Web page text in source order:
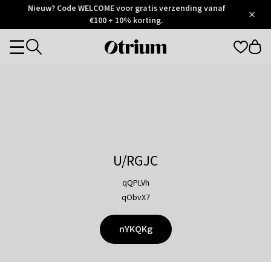
Otrium
Trustpilot
Nieuw? Code WELCOME voor gratis verzending vanaf
€100 + 10% korting.
Otrium
Categories
U/RGJC
qQPLVh
qObvX7
nYKQKg